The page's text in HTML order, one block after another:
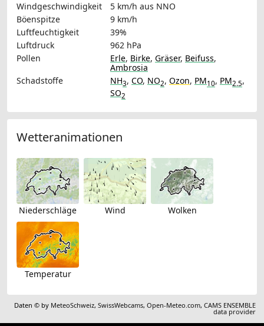
Windgeschwindigkeit
5 km/h aus NNO
Böenspitze
9 km/h
Luftfeuchtigkeit
39%
Luftdruck
962 hPa
Pollen
Erle, Birke, Gräser, Beifuss,
Ambrosia
Schadstoffe
NH3, CO, NO2, Ozon, PM10, PM2.5,
SO2
Wetteranimationen
Niederschläge Wind Wolken
Temperatur
Daten © by MeteoSchweiz,SwissWebcams,Open-Meteo.com,CAMS ENSEMBLE
data provider